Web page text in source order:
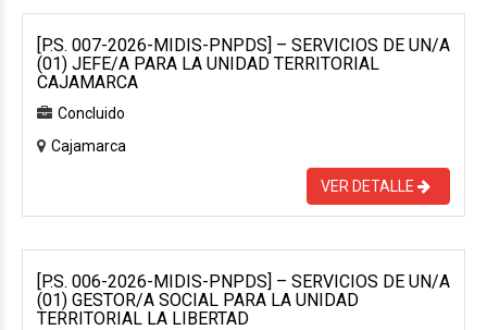
[P.S. 007-2026-MIDIS-PNPDS] – SERVICIOS DE UN/A
(01) JEFE/A PARA LA UNIDAD TERRITORIAL
CAJAMARCA
Concluido
Cajamarca
VER DETALLE
[P.S. 006-2026-MIDIS-PNPDS] – SERVICIOS DE UN/A
(01) GESTOR/A SOCIAL PARA LA UNIDAD
TERRITORIAL LA LIBERTAD